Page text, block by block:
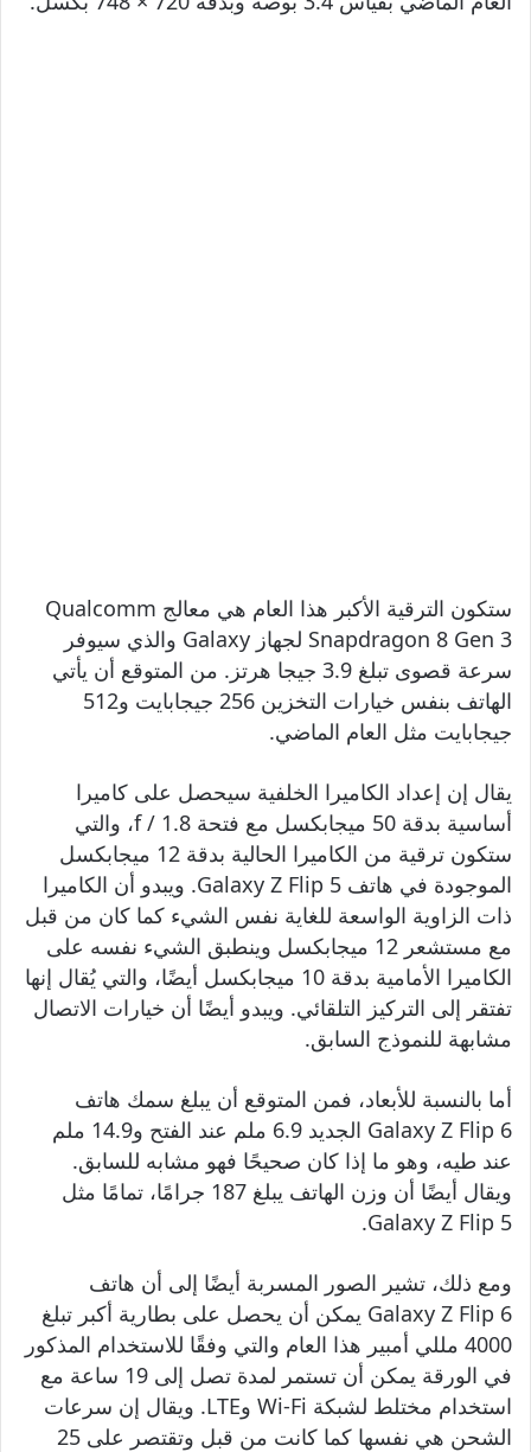
ستكون الترقية الأكبر هذا العام هي معالج Qualcomm
Snapdragon 8 Gen 3 لجهاز Galaxy والذي سيوفر
سرعة قصوى تبلغ 3.9 جيجا هرتز. من المتوقع أن يأتي
الهاتف بنفس خيارات التخزين 256 جيجابايت و512
جيجابايت مثل العام الماضي.
يقال إن إعداد الكاميرا الخلفية سيحصل على كاميرا
أساسية بدقة 50 ميجابكسل مع فتحة f / 1.8، والتي
ستكون ترقية من الكاميرا الحالية بدقة 12 ميجابكسل
الموجودة في هاتف Galaxy Z Flip 5. ويبدو أن الكاميرا
ذات الزاوية الواسعة للغاية نفس الشيء كما كان من قبل
مع مستشعر 12 ميجابكسل وينطبق الشيء نفسه على
الكاميرا الأمامية بدقة 10 ميجابكسل أيضًا، والتي يُقال إنها
تفتقر إلى التركيز التلقائي. ويبدو أيضًا أن خيارات الاتصال
مشابهة للنموذج السابق.
أما بالنسبة للأبعاد، فمن المتوقع أن يبلغ سمك هاتف
Galaxy Z Flip 6 الجديد 6.9 ملم عند الفتح و14.9 ملم
عند طيه، وهو ما إذا كان صحيحًا فهو مشابه للسابق.
ويقال أيضًا أن وزن الهاتف يبلغ 187 جرامًا، تمامًا مثل
Galaxy Z Flip 5.
ومع ذلك، تشير الصور المسربة أيضًا إلى أن هاتف
Galaxy Z Flip 6 يمكن أن يحصل على بطارية أكبر تبلغ
4000 مللي أمبير هذا العام والتي وفقًا للاستخدام المذكور
في الورقة يمكن أن تستمر لمدة تصل إلى 19 ساعة مع
استخدام مختلط لشبكة Wi-Fi وLTE. ويقال إن سرعات
الشحن هي نفسها كما كانت من قبل وتقتصر على 25